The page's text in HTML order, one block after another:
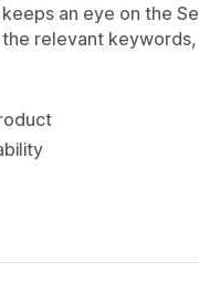
an eye on the
relevant